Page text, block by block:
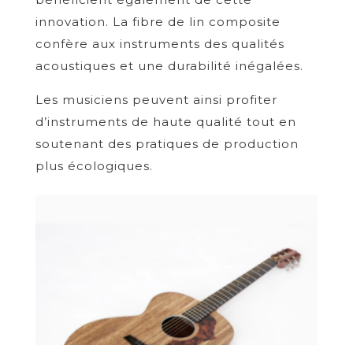
innovation. La fibre de lin composite
confère aux instruments des qualités
acoustiques et une durabilité inégalées.
Les musiciens peuvent ainsi profiter
d’instruments de haute qualité tout en
soutenant des pratiques de production
plus écologiques.